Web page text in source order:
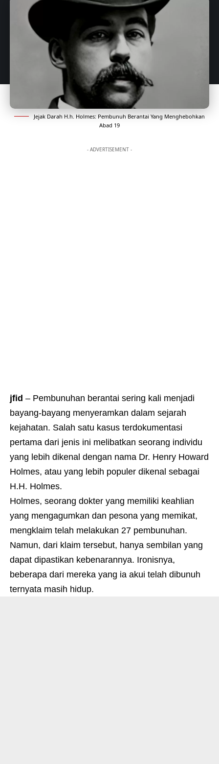
Jejak Darah H.h. Holmes: Pembunuh Berantai Yang Menghebohkan
Abad 19
- ADVERTISEMENT -
jfid – Pembunuhan berantai sering kali menjadi
bayang-bayang menyeramkan dalam sejarah
kejahatan. Salah satu kasus terdokumentasi
pertama dari jenis ini melibatkan seorang individu
yang lebih dikenal dengan nama Dr. Henry Howard
Holmes, atau yang lebih populer dikenal sebagai
H.H. Holmes.
Holmes, seorang dokter yang memiliki keahlian
yang mengagumkan dan pesona yang memikat,
mengklaim telah melakukan 27 pembunuhan.
Namun, dari klaim tersebut, hanya sembilan yang
dapat dipastikan kebenarannya. Ironisnya,
beberapa dari mereka yang ia akui telah dibunuh
ternyata masih hidup.